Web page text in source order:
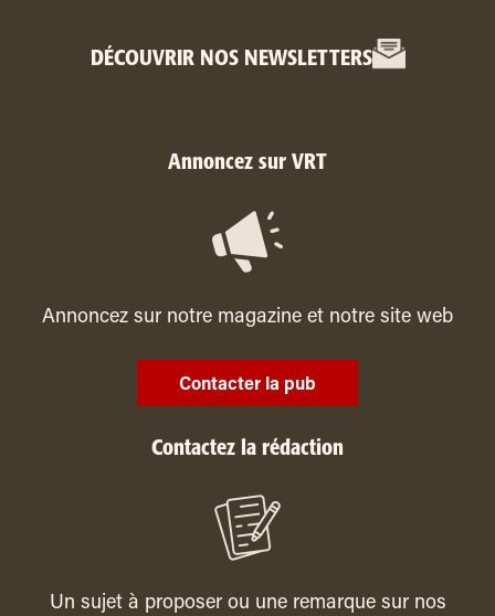
DÉCOUVRIR NOS NEWSLETTERS
Annoncez sur VRT
Annoncez sur notre magazine et notre site web
Contacter la pub
Contactez la rédaction
Un sujet à proposer ou une remarque sur nos